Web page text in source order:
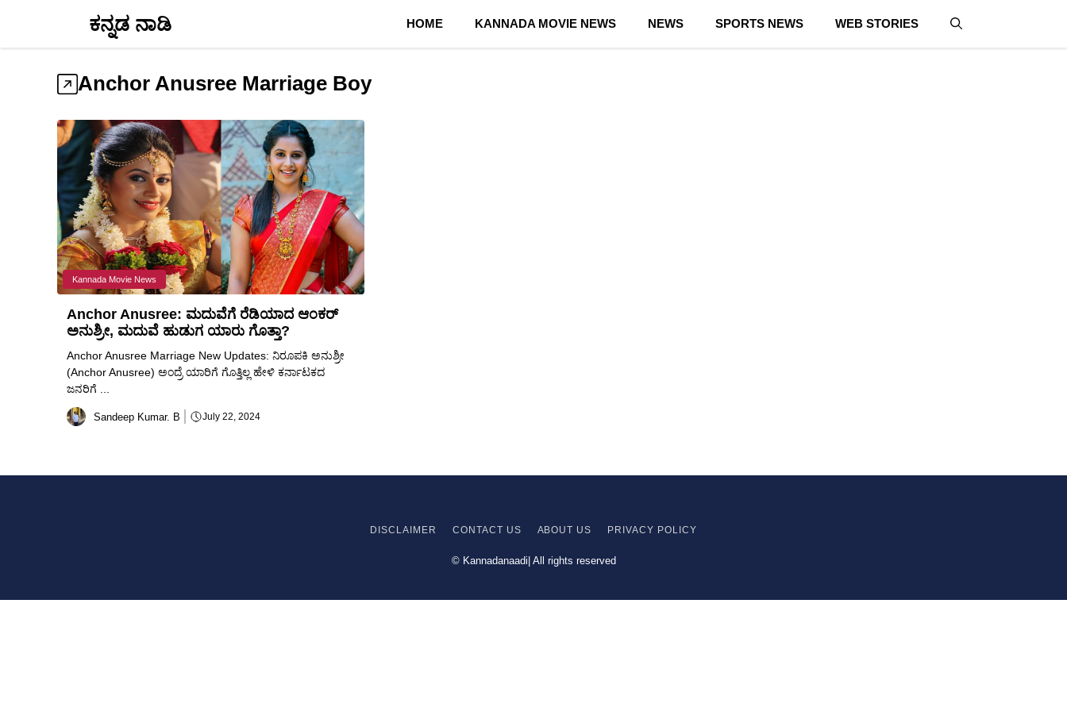
ಕನ್ನಡ ನಾಡಿ HOME KANNADA MOVIE NEWS NEWS SPORTS NEWS WEB STORIES
Anchor Anusree Marriage Boy
Kannada Movie News
Anchor Anusree: ಮದುವೆಗೆ ರೆಡಿಯಾದ ಆಂಕರ್
ಅನುಶ್ರೀ, ಮದುವೆ ಹುಡುಗ ಯಾರು ಗೊತ್ತಾ?
Anchor Anusree Marriage New Updates: ನಿರೂಪಕಿ ಅನುಶ್ರೀ
(Anchor Anusree) ಅಂದ್ರೆ ಯಾರಿಗೆ ಗೊತ್ತಿಲ್ಲ ಹೇಳಿ ಕರ್ನಾಟಕದ
ಜನರಿಗೆ ...
Sandeep Kumar. B July 22, 2024
DISCLAIMER CONTACT US ABOUT US PRIVACY POLICY
© Kannadanaadi| All rights reserved